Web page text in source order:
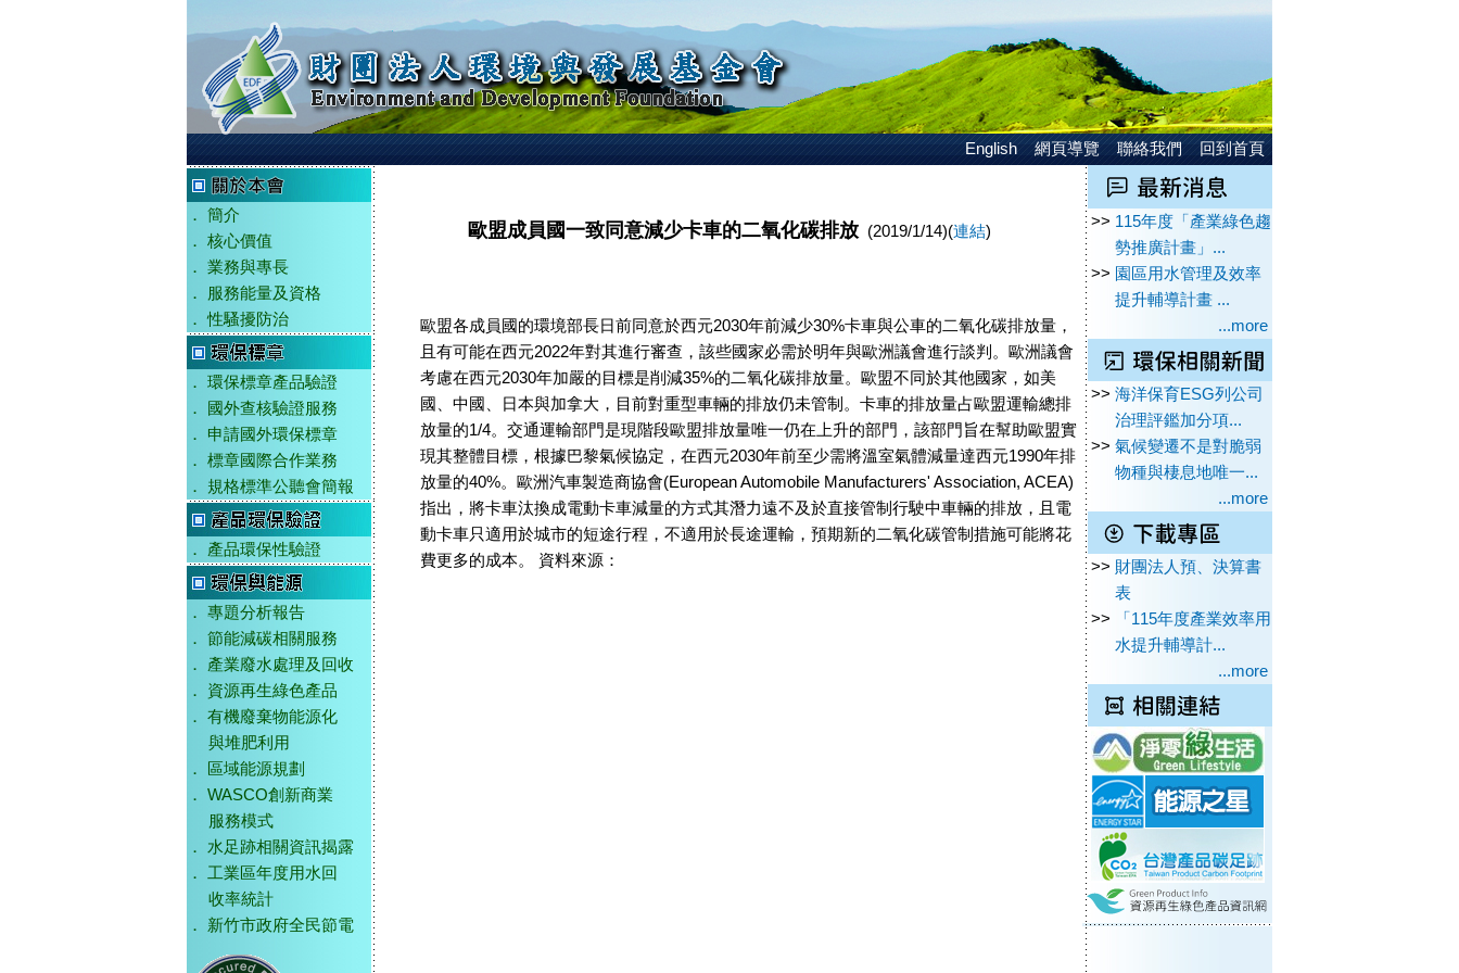
English 網頁導覽 聯絡我們 回到首頁
．
簡介
．
核心價值
．
業務與專長
．
服務能量及資格
．
性騷擾防治
．
環保標章產品驗證
．
國外查核驗證服務
．
申請國外環保標章
．
標章國際合作業務
．
規格標準公聽會簡報
． 產品環保性驗證
．
專題分析報告
．
節能減碳相關服務
．
產業廢水處理及回收
．
資源再生綠色產品
．
有機廢棄物能源化
與堆肥利用
．
區域能源規劃
．
WASCO創新商業
服務模式
．
水足跡相關資訊揭露
．
工業區年度用水回
收率統計
．
新竹市政府全民節電
歐盟成員國一致同意減少卡車的二氧化碳排放 (2019/1/14)(連結)
歐盟各成員國的環境部長日前同意於西元2030年前減少30%卡車與公車的二氧化碳排放量，
且有可能在西元2022年對其進行審查，該些國家必需於明年與歐洲議會進行談判。歐洲議會
考慮在西元2030年加嚴的目標是削減35%的二氧化碳排放量。歐盟不同於其他國家，如美
國、中國、日本與加拿大，目前對重型車輛的排放仍未管制。卡車的排放量占歐盟運輸總排
放量的1/4。交通運輸部門是現階段歐盟排放量唯一仍在上升的部門，該部門旨在幫助歐盟實
現其整體目標，根據巴黎氣候協定，在西元2030年前至少需將溫室氣體減量達西元1990年排
放量的40%。歐洲汽車製造商協會(European Automobile Manufacturers' Association, ACEA)
指出，將卡車汰換成電動卡車減量的方式其潛力遠不及於直接管制行駛中車輛的排放，且電
動卡車只適用於城市的短途行程，不適用於長途運輸，預期新的二氧化碳管制措施可能將花
費更多的成本。 資料來源：
>> 115年度「產業綠色趨
勢推廣計畫」...
>> 園區用水管理及效率
提升輔導計畫 ...
...more
>> 海洋保育ESG列公司
治理評鑑加分項...
>> 氣候變遷不是對脆弱
物種與棲息地唯一...
...more
>> 財團法人預、決算書
表
>>
「115年度產業效率用
水提升輔導計...
...more